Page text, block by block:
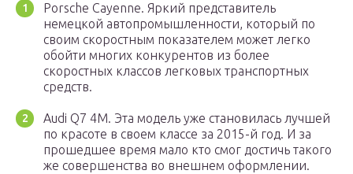
Porsche Cayenne. Яркий представитель
немецкой автопромышленности, который по
своим скоростным показателем может легко
обойти многих конкурентов из более
скоростных классов легковых транспортных
средств.
Audi Q7 4M. Эта модель уже становилась лучшей
по красоте в своем классе за 2015-й год. И за
прошедшее время мало кто смог достичь такого
же совершенства во внешнем оформлении.